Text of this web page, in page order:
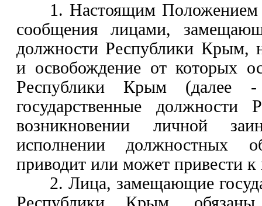
1. Настоящим Положением
сообщения лицами,
должности Республики Крым,
и освобождение от которых
Республики Крым (далее
государственные
возникновении личной
исполнении должностных
приводит или может привести к
2. Лица, замещающие